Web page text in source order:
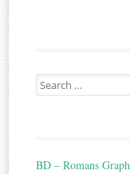
Search
for:
BD – Romans